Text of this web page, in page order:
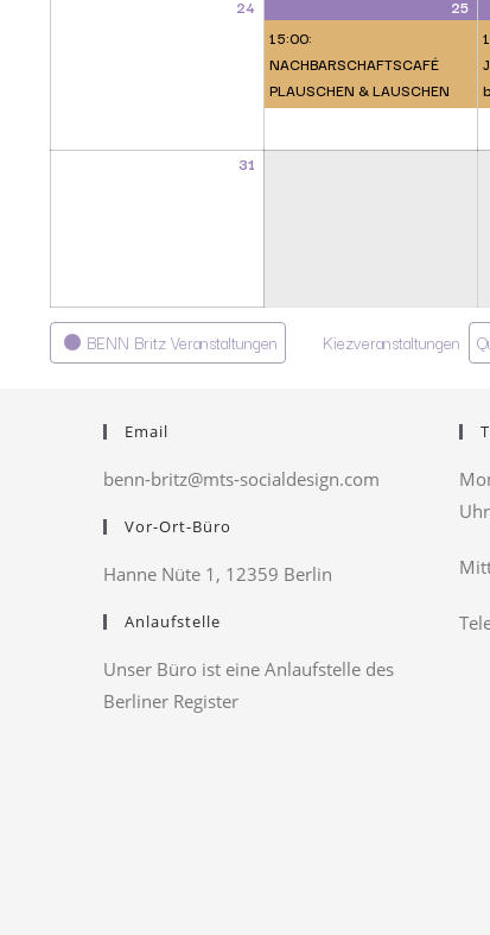
24
25
15:00:
NACHBARSCHAFTSCAFÉ
PLAUSCHEN & LAUSCHEN
31
Kategorien
BENN Britz Veranstaltungen Kiezveranstaltungen
Email
benn-britz@mts-socialdesign.com
Vor-Ort-Büro
Hanne Nüte 1, 12359 Berlin
Anlaufstelle
Unser Büro ist eine Anlaufstelle des
Berliner Register
Uhr